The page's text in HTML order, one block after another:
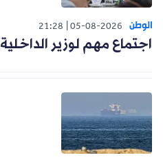
الوطن 05-08-2026
21:28
اجتماع مهم لوزير الداخلية